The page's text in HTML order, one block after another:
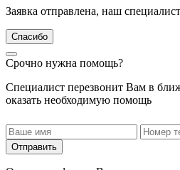
Заявка отправлена, наш
Спасибо
Срочно нужна помощь?
Специалист перезвонит Вам в
оказать необходимую помощь
Отправить